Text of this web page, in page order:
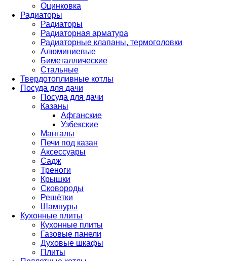
Оцинковка
Радиаторы
Радиаторы
Радиаторная арматура
Радиаторные клапаны, термоголовки
Алюминиевые
Биметаллические
Стальные
Твердотопливные котлы
Посуда для дачи
Посуда для дачи
Казаны
Афганские
Узбекские
Мангалы
Печи под казан
Аксессуары
Садж
Треноги
Крышки
Сковороды
Решётки
Шампуры
Кухонные плиты
Кухонные плиты
Газовые панели
Духовые шкафы
Плиты